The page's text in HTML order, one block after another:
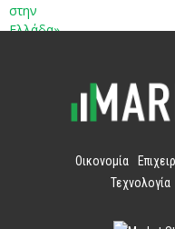
Οικονομία
Τεχνολογία